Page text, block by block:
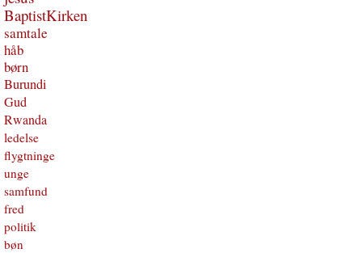
BaptistKirken
samtale
håb
børn
Burundi
Gud
Rwanda
ledelse
flygtninge
unge
samfund
fred
politik
bøn